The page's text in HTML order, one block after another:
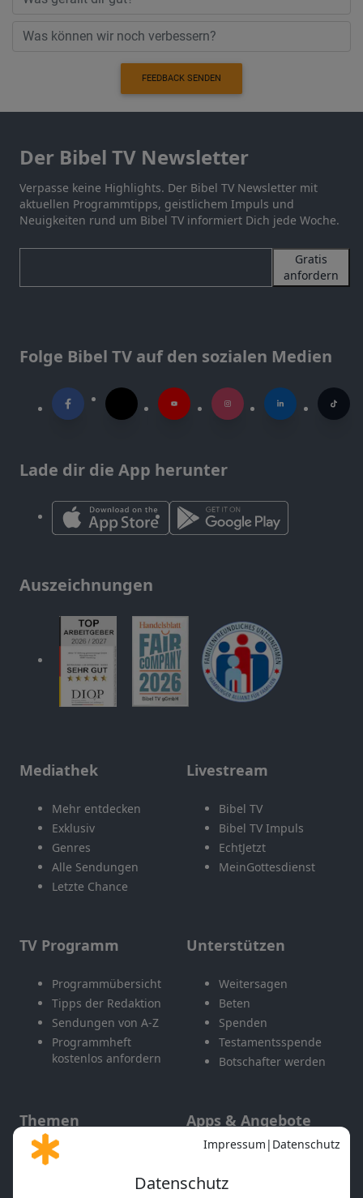
FEEDBACK SENDEN
Der Bibel TV Newsletter
Verpasse keine Highlights. Der Bibel TV Newsletter mit
aktuellen Programmtipps, geistlichem Impuls und
Neuigkeiten rund um Bibel TV informiert Dich jede Woche.
Gratis
anfordern
Folge Bibel TV auf den sozialen Medien
Lade dir die App herunter
Auszeichnungen
Mediathek
Mehr entdecken
Exklusiv
Genres
Alle Sendungen
Letzte Chance
Livestream
Bibel TV
Bibel TV Impuls
EchtJetzt
MeinGottesdienst
TV Programm
Programmübersicht
Tipps der Redaktion
Sendungen von A-Z
Programmheft
kostenlos anfordern
Unterstützen
Weitersagen
Beten
Spenden
Testamentsspende
Botschafter werden
Themen
Gott und Bibel erklärt
Apps & Angebote
Mobile App